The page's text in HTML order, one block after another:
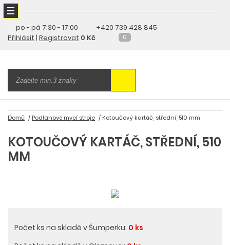
po - pá 7:30 - 17:00
+420 739 428 845
Přihlásit | Registrovat 0 Kč 0
Domů Podlahové mycí stroje Kotoučový kartáč, střední, 510 mm
KOTOUČOVÝ KARTÁČ, STŘEDNÍ, 510
MM
Počet ks na skladě v Šumperku: 0 ks